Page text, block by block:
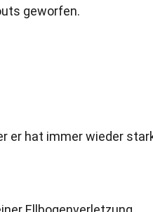
geworfen.
er hat immer wieder